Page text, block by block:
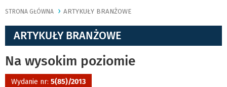
STRONA GŁÓWNA ARTYKUŁY BRANŻOWE
ARTYKUŁY BRANŻOWE
Na wysokim poziomie
Wydanie nr: 5(85)/2013